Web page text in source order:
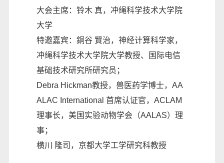
大会主席：铃木 真，冲绳科学技术大学院
大学
特邀嘉宾：銅谷 賢治，神经计算科学家，
冲绳科学技术大学院大学教授、国际电信
基础技术研究所研究员；
Debra Hickman教授，兽医药学博士，AA
ALAC International 首席认证官，ACLAM
理事长，美国实验动物学会（AALAS）理
事；
横川 隆司，京都大学工学研究科教授